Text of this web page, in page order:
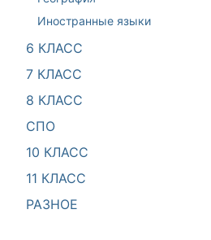
Иностранные языки
6 КЛАСС
7 КЛАСС
8 КЛАСС
СПО
10 КЛАСС
11 КЛАСС
РАЗНОЕ